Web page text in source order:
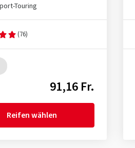
Touring
(76)
91,16 Fr.
Reifen wählen